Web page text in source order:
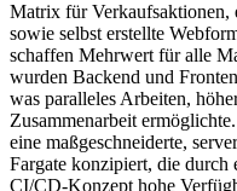
Matrix für
sowie selbst erstellte
schaffen Mehrwert für alle
wurden Backend und
was paralleles Arbeiten,
Zusammenarbeit
eine maßgeschneiderte,
Fargate konzipiert, die durch
CI/CD-Konzept hohe